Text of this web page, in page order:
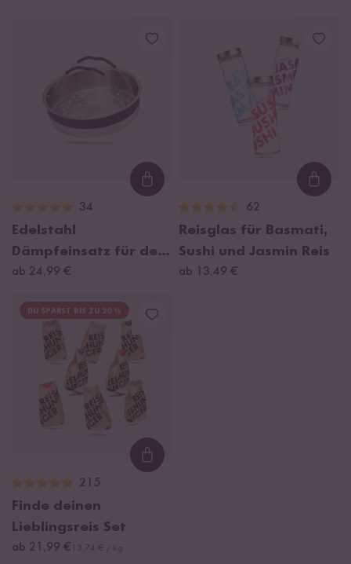
Loading...
34
Edelstahl
Dämpfeinsatz für den
Digitalen Reiskocher
ab 24,99 €
62
Reisglas für Basmati,
Sushi und Jasmin Reis
ab 13,49 €
DU SPARST BIS ZU 20 %
Loading...
215
Finde deinen
Lieblingsreis Set
ab 21,99 €